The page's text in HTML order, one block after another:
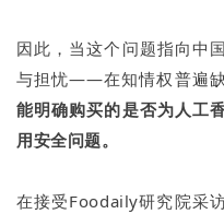
因此，当这个问题指向中
与担忧——在知情权普遍缺
能明确购买的是否为人工
用安全问题。
在接受Foodaily研究院采